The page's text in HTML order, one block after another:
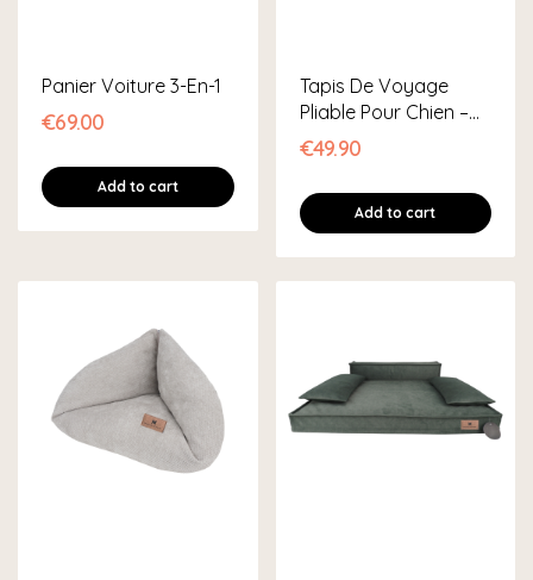
Panier Voiture 3-En-1
€69.00
Add to cart
Tapis De Voyage
Pliable Pour Chien –...
€49.90
Add to cart